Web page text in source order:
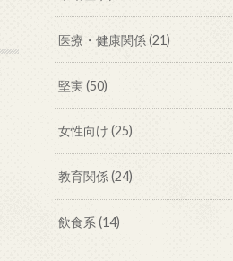
医療・健康関係(21)
堅実(50)
女性向け(25)
教育関係(24)
飲食系(14)